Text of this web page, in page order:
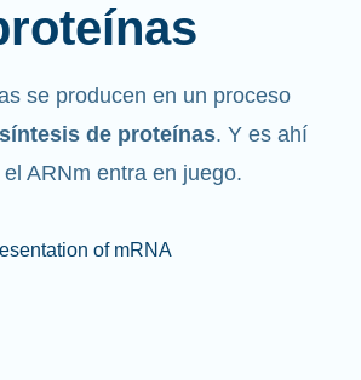
se producen en un proceso
síntesis de proteínas. Y es ahí
ARNm entra en juego.